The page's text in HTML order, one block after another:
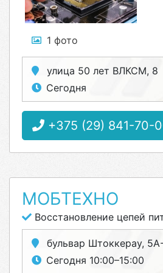
1 фото
улица 50 лет ВЛКСМ, 8
Сегодня
+375 (29) 841-70-
МОБТЕХНО
Восстановление цепей
бульвар Штоккерау,
Сегодня 10:00–15:00